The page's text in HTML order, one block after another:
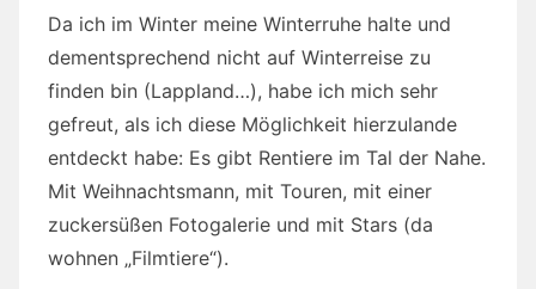
Da ich im Winter meine Winterruhe halte und
dementsprechend nicht auf Winterreise zu
finden bin (Lappland…), habe ich mich sehr
gefreut, als ich diese Möglichkeit hierzulande
entdeckt habe: Es gibt Rentiere im Tal der Nahe.
Mit Weihnachtsmann, mit Touren, mit einer
zuckersüßen Fotogalerie und mit Stars (da
wohnen „Filmtiere“).